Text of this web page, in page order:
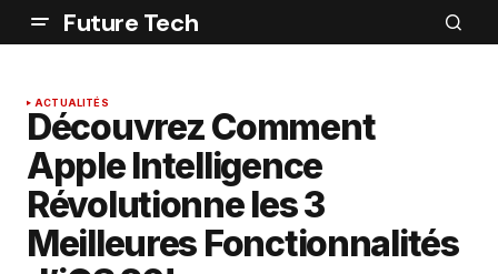
Future Tech
ACTUALITÉS
Découvrez Comment
Apple Intelligence
Révolutionne les 3
Meilleures Fonctionnalités